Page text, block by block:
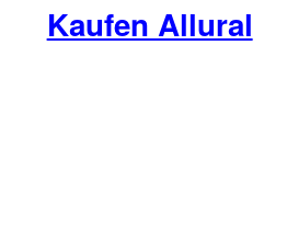
Kaufen Allural